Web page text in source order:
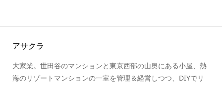
アサクラ
大家業。世田谷のマンションと東京西部の山奥にある小屋、熱
海のリゾートマンションの一室を管理＆経営しつつ、DIYでリ